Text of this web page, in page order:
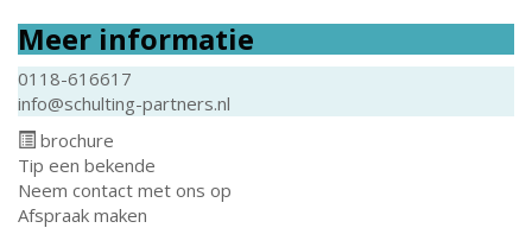
Meer informatie
0118-616617
info@schulting-partners.nl
brochure
Tip een bekende
Neem contact met ons op
Afspraak maken